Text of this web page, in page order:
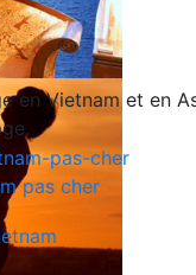
en Vietnam et en
pas cher